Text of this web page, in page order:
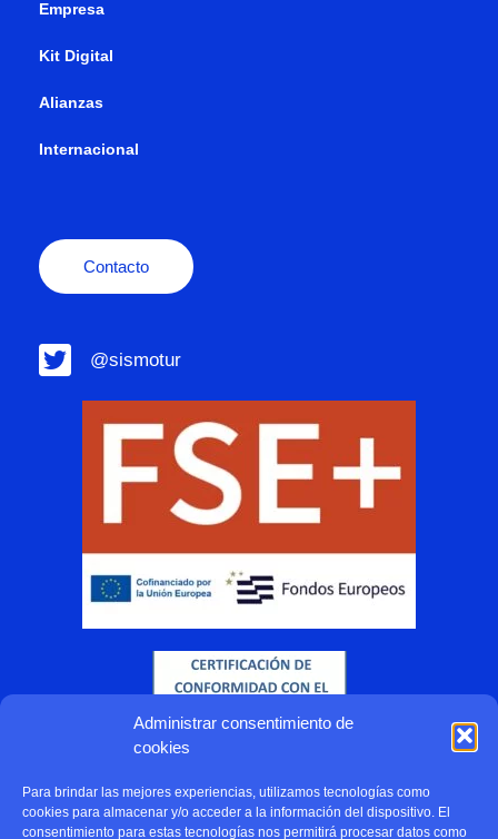
Administrar consentimiento de
cookies
Para brindar las mejores experiencias, utilizamos tecnologías como
cookies para almacenar y/o acceder a la información del dispositivo. El
consentimiento para estas tecnologías nos permitirá procesar datos como
Empresa
Kit Digital
Alianzas
Internacional
Contacto
@sismotur